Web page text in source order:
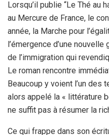
Lorsqu’il publie “Le Thé au
au Mercure de France, le
année, la Marche pour
l’émergence d’une
de l’immigration qui
Le roman rencontre
Beaucoup y voient l’un des
alors appelé la « littérature
ne suffit pas à résumer la
Ce qui frappe dans son